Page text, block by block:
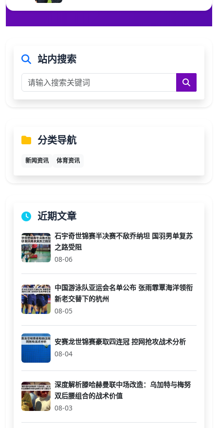
站内搜索
分类导航
新闻资讯 体育资讯
近期文章
石宇奇世锦赛半决赛不敌乔纳坦 国羽男单复苏
之路受阻
08-06
中国游泳队亚运会名单公布 张雨霏覃海洋领衔
新老交替下的杭州
08-05
安赛龙世锦赛豪取四连冠 控网抢攻战术分析
08-04
深度解析滕哈赫曼联中场改造：乌加特与梅努
双后腰组合的战术价值
08-03